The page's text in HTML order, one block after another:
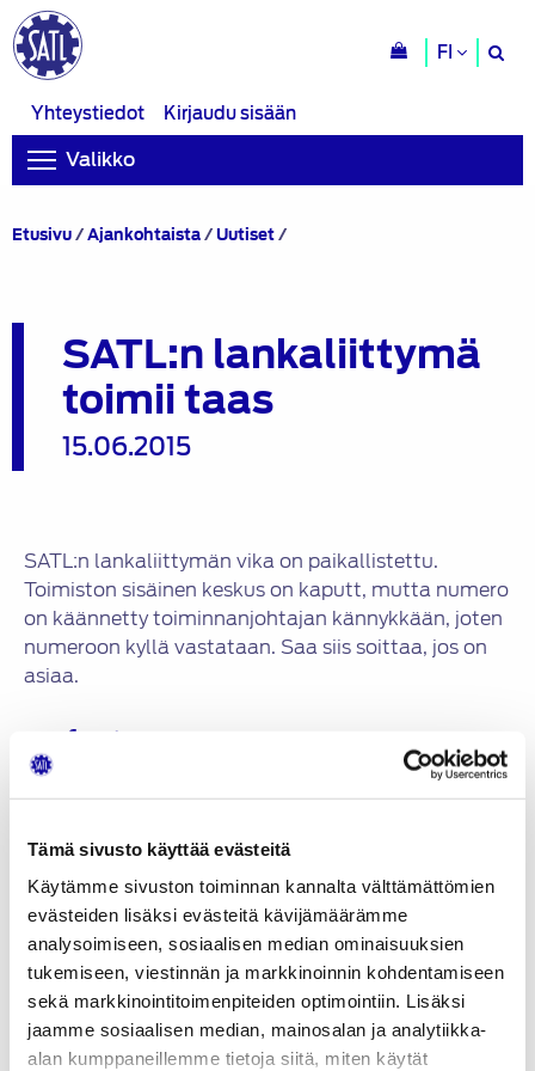
Tämä sivusto käyttää evästeitä
Käytämme sivuston toiminnan kannalta välttämättömien
evästeiden lisäksi evästeitä kävijämäärämme
analysoimiseen, sosiaalisen median ominaisuuksien
tukemiseen, viestinnän ja markkinoinnin kohdentamiseen
sekä markkinointitoimenpiteiden optimointiin. Lisäksi
jaamme sosiaalisen median, mainosalan ja analytiikka-
alan kumppaneillemme tietoja siitä, miten käytät
FI
Yhteystiedot
Kirjaudu sisään
Valikko
Etusivu/Ajankohtaista/Uutiset/SATL:n
SATL:n lankaliittymä
toimii taas
15.06.2015
Uutiset
SATL:n lankaliittymän vika on paikallistettu.
Toimiston sisäinen keskus on kaputt, mutta numero
on käännetty toiminnanjohtajan kännykkään, joten
numeroon kyllä vastataan. Saa siis soittaa, jos on
asiaa.
Artikkelien
selaus
SATL:n lankaliittymä on tilapäisesti pois käytöstä
SATL:n Kesäpäivät pidettiin Sastamalassa 12.-14.6.2015